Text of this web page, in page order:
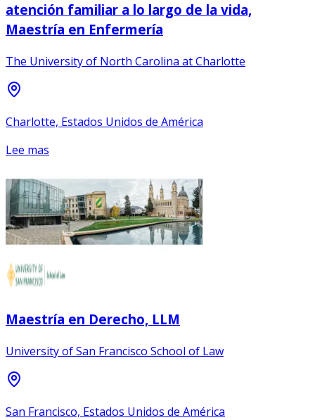
atención familiar a lo largo de la vida,
Maestría en Enfermería
The University of North Carolina at Charlotte
Charlotte, Estados Unidos de América
Lee mas
Maestría en Derecho, LLM
University of San Francisco School of Law
San Francisco, Estados Unidos de América